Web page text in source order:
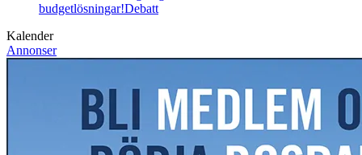
budgetlösningar!Debatt
Kalender
Annonser